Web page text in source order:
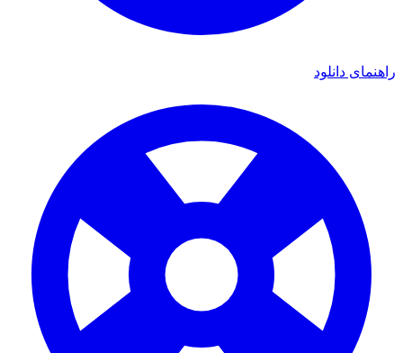
راهنمای دانلود